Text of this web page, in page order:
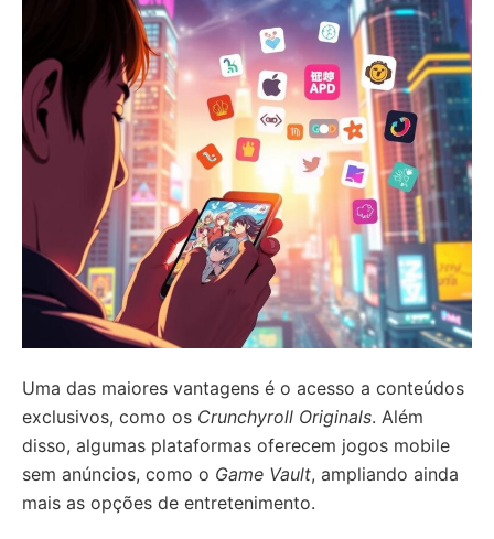
Uma das maiores vantagens é o acesso a conteúdos
exclusivos, como os Crunchyroll Originals. Além
disso, algumas plataformas oferecem jogos mobile
sem anúncios, como o Game Vault, ampliando ainda
mais as opções de entretenimento.